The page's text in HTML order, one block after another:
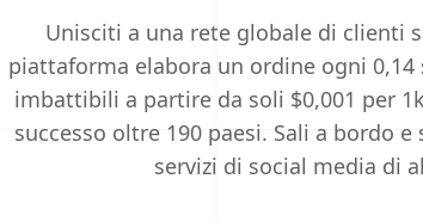
Unisciti a una rete globale di clienti
piattaforma elabora un ordine ogni 0,14
imbattibili a partire da soli $0,001 per
successo oltre 190 paesi. Sali a bordo
servizi di social media di